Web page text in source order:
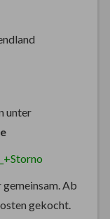
unter
Ab
gekocht.